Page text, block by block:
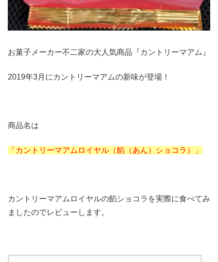
お菓子メーカー不二家の大人気商品『カントリーマアム』
2019年3月にカントリーマアムの新味が登場！
商品名は
「カントリーマアムロイヤル（餡（あん）ショコラ）」
カントリーマアムロイヤルの餡ショコラを実際に食べてみ
ましたのでレビューします。